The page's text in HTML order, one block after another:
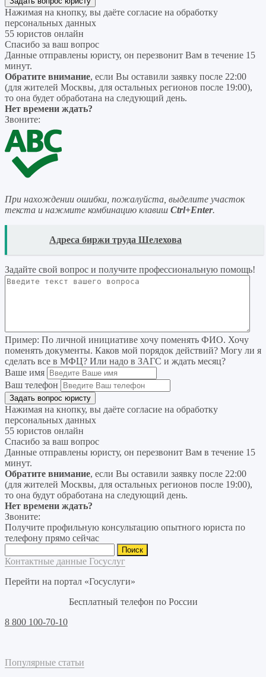
Нажимая на кнопку, вы даёте согласие на обработку
персональных данных
55 юристов онлайн
Спасибо за ваш вопрос
Данные отправлены юристу, он перезвонит Вам в течение 15
минут.
Обратите внимание, если Вы оставили заявку после 22:00
(для жителей Москвы, для остальных регионов после 19:00),
то она будет обработана на следующий день.
Нет времени ждать?
Звоните:
При нахождении ошибки, пожалуйста, выделите участок
текста и нажмите комбинацию клавиш Ctrl+Enter.
Адреса биржи труда Шелехова
Задайте свой вопрос и получите профессиональную помощь!
Пример: По личной инициативе хочу поменять ФИО. Хочу
поменять документы. Каков мой порядок действий? Могу ли я
сделать все в МФЦ? Или надо в ЗАГС и ждать месяц?
Ваше имя
Ваш телефон
Нажимая на кнопку, вы даёте согласие на обработку
персональных данных
55 юристов онлайн
Спасибо за ваш вопрос
Данные отправлены юристу, он перезвонит Вам в течение 15
минут.
Обратите внимание, если Вы оставили заявку после 22:00
(для жителей Москвы, для остальных регионов после 19:00),
то она будут обработана на следующий день.
Нет времени ждать?
Звоните:
Получите профильную консультацию опытного юриста по
телефону прямо сейчас
Контактные данные Госуслуг
Перейти на портал «Госуслуги»
Бесплатный телефон по России
8 800 100-70-10
Популярные статьи